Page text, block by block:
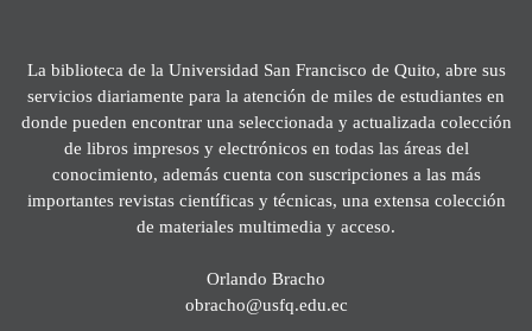
La biblioteca de la Universidad San Francisco de Quito, abre sus
servicios diariamente para la atención de miles de estudiantes en
donde pueden encontrar una seleccionada y actualizada colección
de libros impresos y electrónicos en todas las áreas del
conocimiento, además cuenta con suscripciones a las más
importantes revistas científicas y técnicas, una extensa colección
de materiales multimedia y acceso.
Orlando Bracho
obracho@usfq.edu.ec